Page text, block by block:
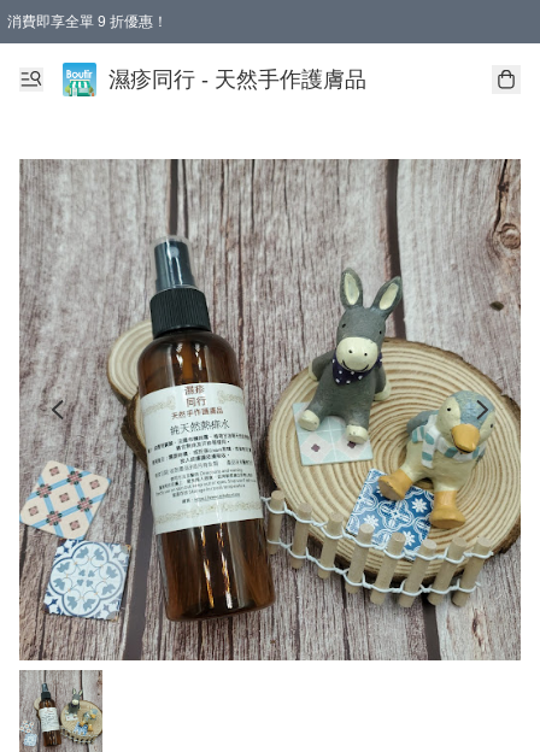
消費即享全單 9 折優惠！
濕疹同行 - 天然手作護膚品